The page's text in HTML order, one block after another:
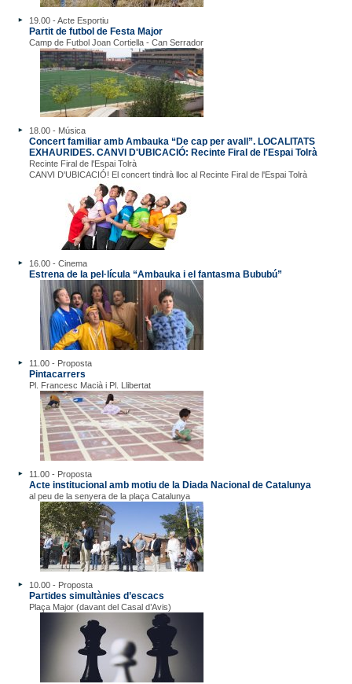
19.00 - Acte Esportiu
Partit de futbol de Festa Major
Camp de Futbol Joan Cortiella - Can Serrador
18.00 - Música
Concert familiar amb Ambauka “De cap per avall”. LOCALITATS
EXHAURIDES. CANVI D'UBICACIÓ: Recinte Firal de l'Espai Tolrà
Recinte Firal de l'Espai Tolrà
CANVI D'UBICACIÓ! El concert tindrà lloc al Recinte Firal de l'Espai Tolrà
16.00 - Cinema
Estrena de la pel·lícula “Ambauka i el fantasma Bububú”
11.00 - Proposta
Pintacarrers
Pl. Francesc Macià i Pl. Llibertat
11.00 - Proposta
Acte institucional amb motiu de la Diada Nacional de Catalunya
al peu de la senyera de la plaça Catalunya
10.00 - Proposta
Partides simultànies d’escacs
Plaça Major (davant del Casal d’Avis)